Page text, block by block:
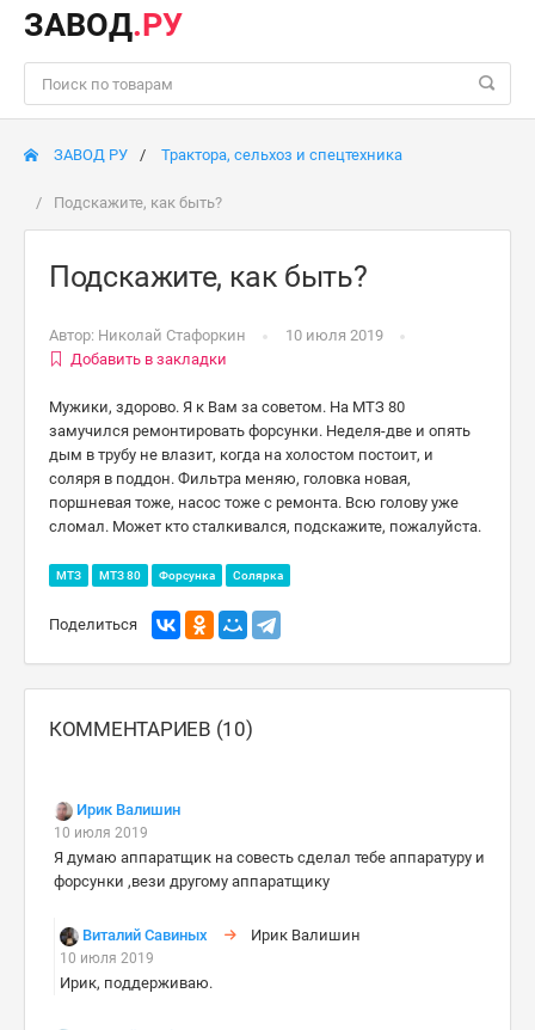
ЗАВОД.РУ
ЗАВОД РУ Трактора, сельхоз и спецтехника
Подскажите, как быть?
Подскажите, как быть?
Автор: Николай Стафоркин
10 июля 2019
Добавить в закладки
Мужики, здорово. Я к Вам за советом. На МТЗ 80
замучился ремонтировать форсунки. Неделя-две и опять
дым в трубу не влазит, когда на холостом постоит, и
соляря в поддон. Фильтра меняю, головка новая,
поршневая тоже, насос тоже с ремонта. Всю голову уже
сломал. Может кто сталкивался, подскажите, пожалуйста.
МТЗ МТЗ 80 Форсунка Солярка
Поделиться
КОММЕНТАРИЕВ (10)
Ирик Валишин
10 июля 2019
Я думаю аппаратщик на совесть сделал тебе аппаратуру и
форсунки ,вези другому аппаратщику
Виталий Савиных Ирик Валишин
10 июля 2019
Ирик, поддерживаю.